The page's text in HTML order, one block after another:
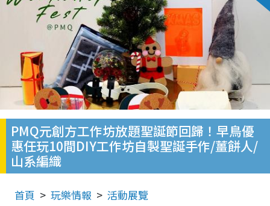
PMQ元創方工作坊放題聖誕節回歸！早鳥優
惠任玩10間DIY工作坊自製聖誕手作/薑餅人/
山系編織
首頁 玩樂情報 活動展覽